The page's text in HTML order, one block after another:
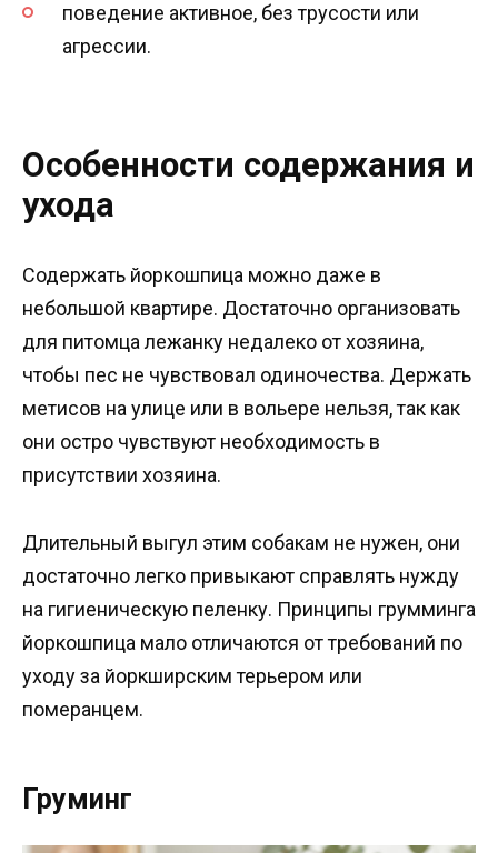
поведение активное, без трусости или
агрессии.
Особенности содержания и
ухода
Содержать йоркошпица можно даже в
небольшой квартире. Достаточно организовать
для питомца лежанку недалеко от хозяина,
чтобы пес не чувствовал одиночества. Держать
метисов на улице или в вольере нельзя, так как
они остро чувствуют необходимость в
присутствии хозяина.
Длительный выгул этим собакам не нужен, они
достаточно легко привыкают справлять нужду
на гигиеническую пеленку. Принципы грумминга
йоркошпица мало отличаются от требований по
уходу за йоркширским терьером или
померанцем.
Груминг